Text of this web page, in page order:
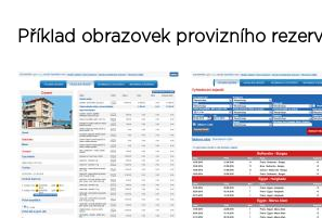
Příklad obrazovek provizního